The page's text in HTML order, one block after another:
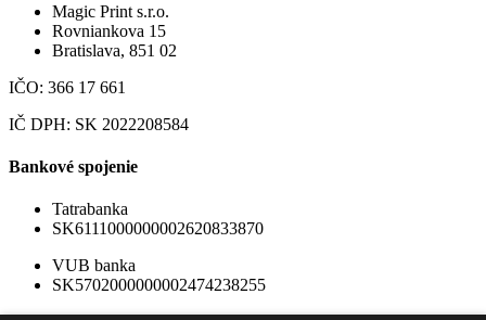
Magic Print s.r.o.
Rovniankova 15
Bratislava, 851 02
IČO: 366 17 661
IČ DPH: SK 2022208584
Bankové spojenie
Tatrabanka
SK6111000000002620833870
VUB banka
SK5702000000002474238255